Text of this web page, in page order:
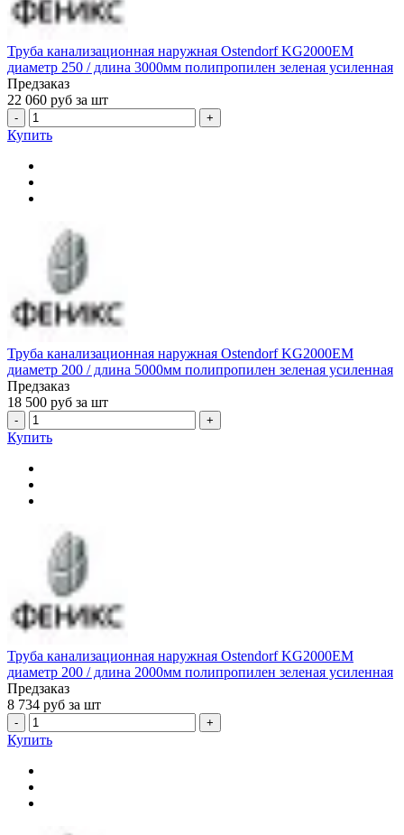
Труба канализационная наружная Ostendorf KG2000EM
диаметр 250 / длина 3000мм полипропилен зеленая усиленная
Предзаказ
22 060 руб за шт
- +
Купить
Труба канализационная наружная Ostendorf KG2000EM
диаметр 200 / длина 5000мм полипропилен зеленая усиленная
Предзаказ
18 500 руб за шт
- +
Купить
Труба канализационная наружная Ostendorf KG2000EM
диаметр 200 / длина 2000мм полипропилен зеленая усиленная
Предзаказ
8 734 руб за шт
- +
Купить